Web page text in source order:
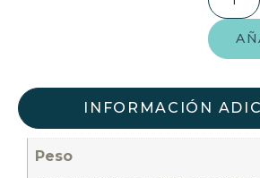
INFORMACIÓN
Peso